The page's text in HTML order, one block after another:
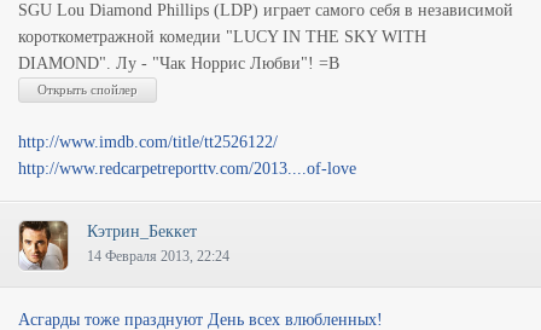
SGU Lou Diamond Phillips (LDP) играет самого себя в независимой
короткометражной комедии "LUCY IN THE SKY WITH
DIAMOND". Лу - "Чак Норрис Любви"! =B
http://www.imdb.com/title/tt2526122/
http://www.redcarpetreporttv.com/2013....of-love
Кэтрин_Беккет
14 Февраля 2013, 22:24
Асгарды тоже празднуют День всех влюбленных!